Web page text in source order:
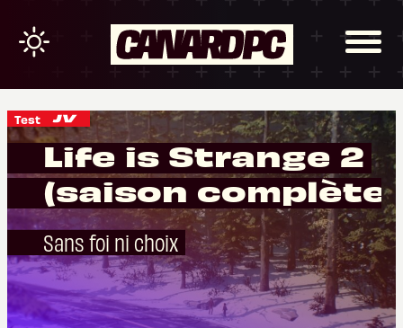
Test
Life is Strange 2
(saison complète)
Sans foi ni choix